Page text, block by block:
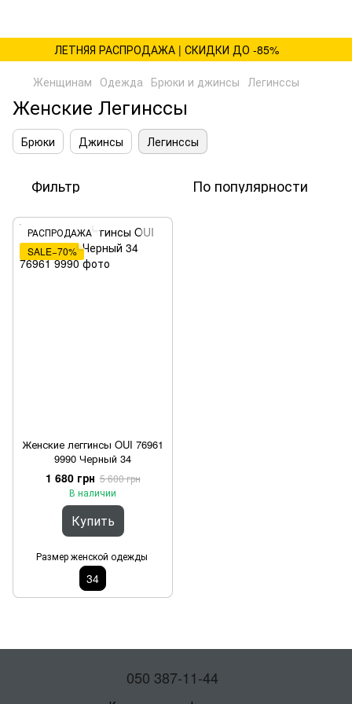
ЛЕТНЯЯ РАСПРОДАЖА | СКИДКИ ДО -85%
Женщинам Одежда Брюки и джинсы Легинссы
Женские Легинссы
Брюки Джинсы Легинссы
Фильтр По популярности
РАСПРОДАЖА
SALE−70%
Женские леггинсы OUI 76961
9990 Черный 34
1 680 грн 5 600 грн
В наличии
Купить
Размер женской одежды
34
050 387-11-44